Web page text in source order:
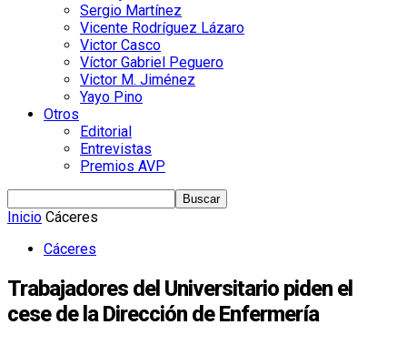
Sergio Martínez
Vicente Rodríguez Lázaro
Victor Casco
Víctor Gabriel Peguero
Victor M. Jiménez
Yayo Pino
Otros
Editorial
Entrevistas
Premios AVP
Inicio Cáceres
Cáceres
Trabajadores del Universitario piden el
cese de la Dirección de Enfermería